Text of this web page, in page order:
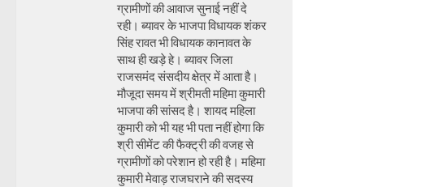
ग्रामीणों की आवाज सुनाई नहीं दे
रही। ब्यावर के भाजपा विधायक शंकर
सिंह रावत भी विधायक कानावत के
साथ ही खड़े हे। ब्यावर जिला
राजसमंद संसदीय क्षेत्र में आता है।
मौजूदा समय में श्रीमती महिमा कुमारी
भाजपा की सांसद है। शायद महिला
कुमारी को भी यह भी पता नहीं होगा कि
श्री सीमेंट की फैक्ट्री की वजह से
ग्रामीणों को परेशान हो रही है। महिमा
कुमारी मेवाड़ राजघराने की सदस्य